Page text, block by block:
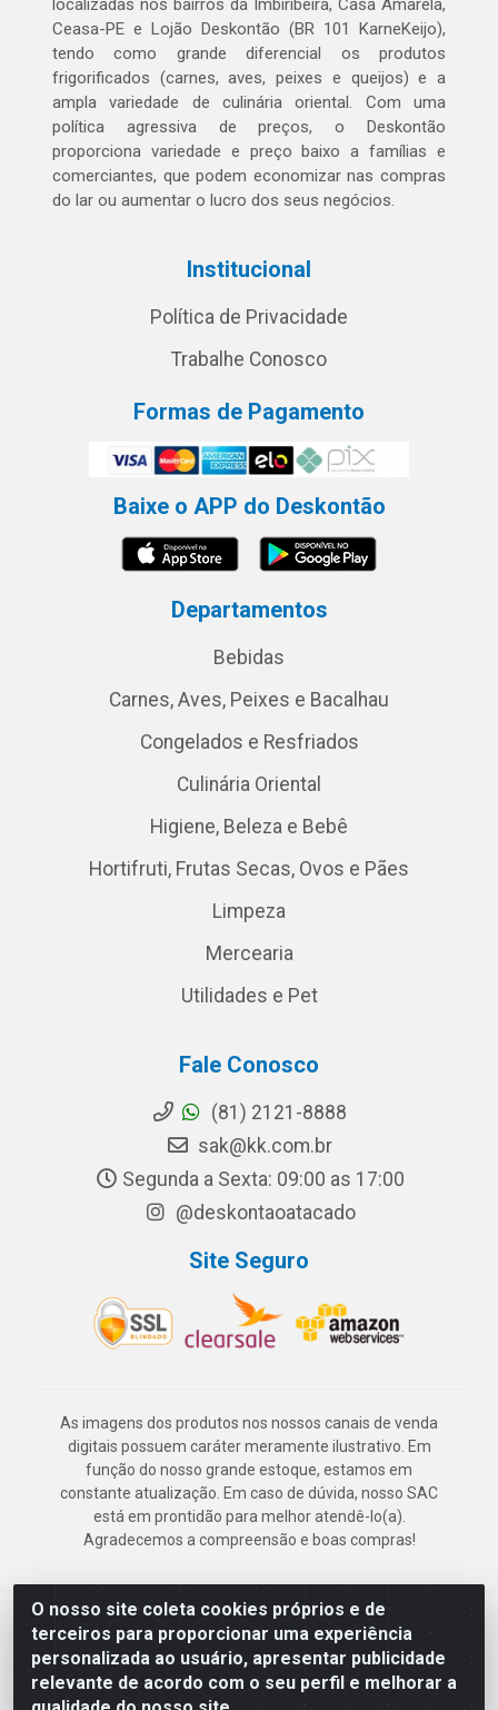
O nosso site coleta cookies próprios e de
terceiros para proporcionar uma experiência
personalizada ao usuário, apresentar publicidade
relevante de acordo com o seu perfil e melhorar a
localizadas nos bairros da Imbiribeira, Casa Amarela,
Ceasa-PE e Lojão Deskontão (BR 101 KarneKeijo),
tendo como grande diferencial os produtos
frigorificados (carnes, aves, peixes e queijos) e a
ampla variedade de culinária oriental. Com uma
política agressiva de preços, o Deskontão
proporciona variedade e preço baixo a famílias e
comerciantes, que podem economizar nas compras
do lar ou aumentar o lucro dos seus negócios.
Institucional
Política de Privacidade
Trabalhe Conosco
Formas de Pagamento
Baixe o APP do Deskontão
Departamentos
Bebidas
Carnes, Aves, Peixes e Bacalhau
Congelados e Resfriados
Culinária Oriental
Higiene, Beleza e Bebê
Hortifruti, Frutas Secas, Ovos e Pães
Limpeza
Mercearia
Utilidades e Pet
Fale Conosco
(81) 2121-8888
sak@kk.com.br
Segunda a Sexta: 09:00 as 17:00
@deskontaoatacado
Site Seguro
As imagens dos produtos nos nossos canais de venda
digitais possuem caráter meramente ilustrativo. Em
função do nosso grande estoque, estamos em
constante atualização. Em caso de dúvida, nosso SAC
está em prontidão para melhor atendê-lo(a).
Agradecemos a compreensão e boas compras!
Deskontão Atacado - Av. Marechal Mascarenhas de Morais, 2471 -
Imbiribeira - Recife/PE - CEP 51.150-001 - CNPJ 24.150.377/0003-
57